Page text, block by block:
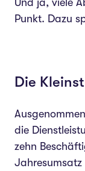
Punkt. Dazu
Die
die
zehn
Jahresumsatz